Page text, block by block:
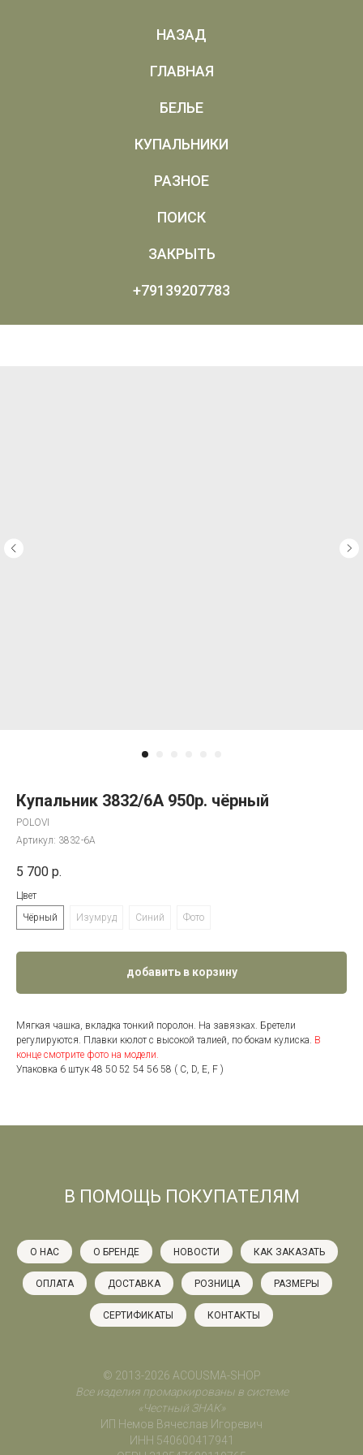
НАЗАД
ГЛАВНАЯ
БЕЛЬЕ
КУПАЛЬНИКИ
РАЗНОЕ
ПОИСК
ЗАКРЫТЬ
+79139207783
Купальник 3832/6А 950р. чёрный
POLOVI
Артикул: 3832-6А
5 700 р.
Цвет
Чёрный
Изумруд Синий Фото
добавить в корзину
Мягкая чашка, вкладка тонкий поролон. На завязках. Бретели
регулируются. Плавки кюлот с высокой талией, по бокам кулиска. В
конце смотрите фото на модели.
Упаковка 6 штук 48 50 52 54 56 58 ( C, D, Е, F )
В ПОМОЩЬ ПОКУПАТЕЛЯМ
О НАС О БРЕНДЕ НОВОСТИ КАК ЗАКАЗАТЬ
ОПЛАТА ДОСТАВКА РОЗНИЦА РАЗМЕРЫ
СЕРТИФИКАТЫ КОНТАКТЫ
© 2013-2026 ACOUSMA-SHOP
Все изделия промаркированы в системе
«Честный ЗНАК»
ИП Немов Вячеслав Игоревич
ИНН 540600417941